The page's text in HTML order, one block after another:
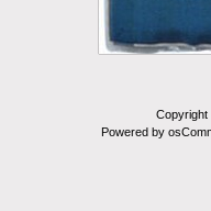
Powered by